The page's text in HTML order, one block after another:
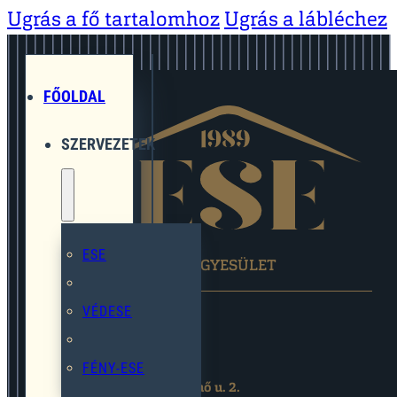
Ugrás a fő tartalomhoz Ugrás a lábléchez
FŐOLDAL
SZERVEZETEK
ESE
VÉDESE
FÉNY-ESE
EGYMÁST SEGÍTŐ EGYESÜLET
2119 Pécel,Pihenő u. 2.